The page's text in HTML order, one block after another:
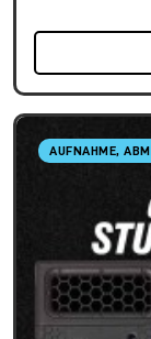
AUFNAHME,